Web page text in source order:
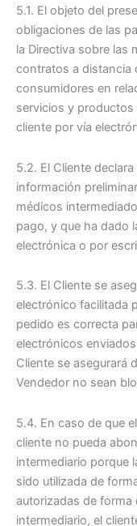
5.1. El objeto del
obligaciones de las
la Directiva sobre las
contratos a distancia
consumidores en
servicios y productos
cliente por vía
5.2. El Cliente
información
médicos
pago, y que ha dado
electrónica o por
5.3. El Cliente se
electrónico facilitada
pedido es correcta
electrónicos
Cliente se asegurará
Vendedor no sean
5.4. En caso de que
cliente no pueda
intermediario porque
sido utilizada de
autorizadas de forma
intermediario, el